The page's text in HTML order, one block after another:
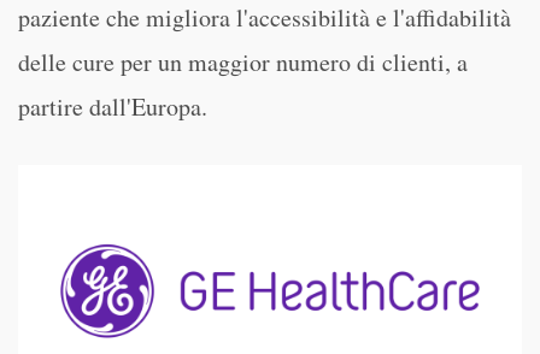
paziente che migliora l'accessibilità e l'affidabilità
delle cure per un maggior numero di clienti, a
partire dall'Europa.